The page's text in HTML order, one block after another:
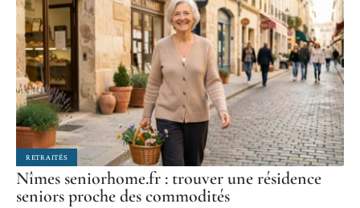
RETRAITÉS
Nîmes seniorhome.fr : trouver une résidence
seniors proche des commodités